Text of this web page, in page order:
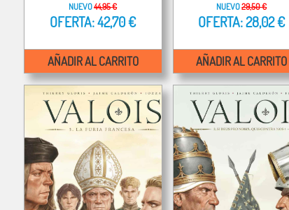
NUEVO44,95 €
OFERTA: 42,70 €
AÑADIR AL CARRITO
NUEVO29,50 €
OFERTA: 28,02 €
AÑADIR AL CARRITO